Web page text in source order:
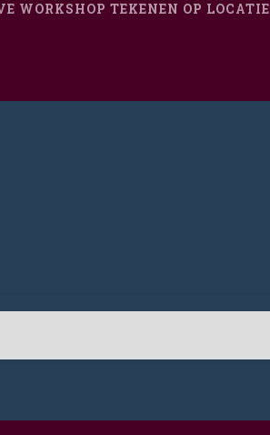
WORKSHOP TEKENEN OP LOCATIE